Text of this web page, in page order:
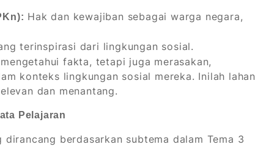
Hak dan kewajiban sebagai warga negara,
terinspirasi dari lingkungan sosial.
fakta, tetapi juga merasakan,
konteks lingkungan sosial mereka. Inilah lahan
dan menantang.
Pelajaran
berdasarkan subtema dalam Tema 3